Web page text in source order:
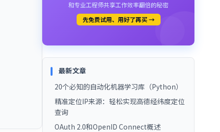
和专业工程师共享工作效率翻倍的秘密
先免费试用、用好了再买 →
最新文章
20个必知的自动化机器学习库（Python）
精准定位IP来源：轻松实现高德经纬度定位
查询
OAuth 2.0和OpenID Connect概述